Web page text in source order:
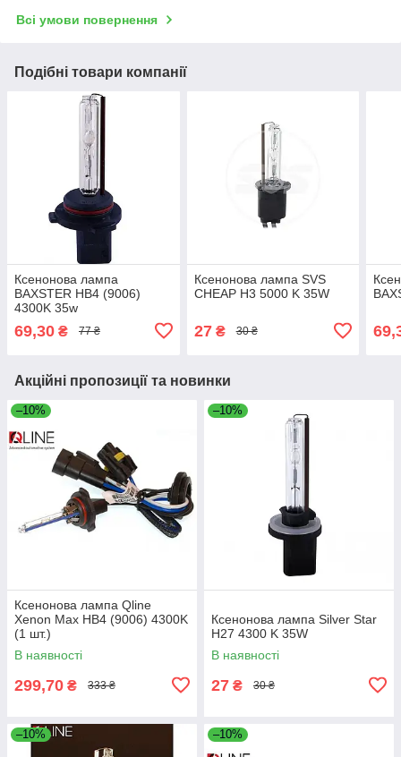
Всі умови повернення
Подібні товари компанії
Ксенонова лампа
BAXSTER HB4 (9006)
4300K 35w
69,30 ₴ 77 ₴
Ксенонова лампа SVS
CHEAP H3 5000 K 35W
27₴ 30 ₴
Акційні пропозиції та новинки
–10%
Ксенонова лампа Qline
Xenon Max HB4 (9006) 4300K
(1 шт.)
В наявності
299,70 ₴ 333 ₴
–10%
Ксенонова лампа Silver Star
H27 4300 K 35W
В наявності
27 ₴ 30 ₴
–10% –10%